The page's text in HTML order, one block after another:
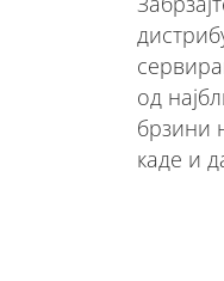
од
брзини
каде и